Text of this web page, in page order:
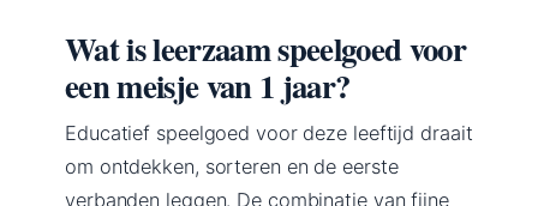
Wat is leerzaam speelgoed voor
een meisje van 1 jaar?
Educatief speelgoed voor deze leeftijd draait
om ontdekken, sorteren en de eerste
verbanden leggen. De combinatie van fijne